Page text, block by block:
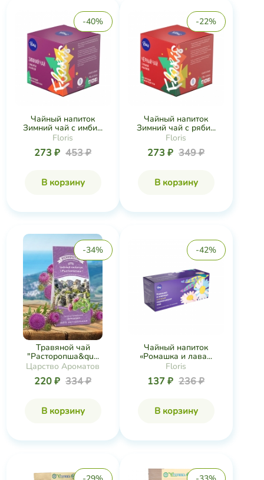
-40%
Чайный напиток
Зимний чай с имби...
Floris
273 ₽ 453 ₽
В корзину
-22%
Чайный напиток
Зимний чай с ряби...
Floris
273 ₽ 349 ₽
В корзину
-34%
Травяной чай
"Расторопша&qu...
Царство Ароматов
220 ₽ 334 ₽
В корзину
-42%
Чайный напиток
«Ромашка и лава...
Floris
137 ₽ 236 ₽
В корзину